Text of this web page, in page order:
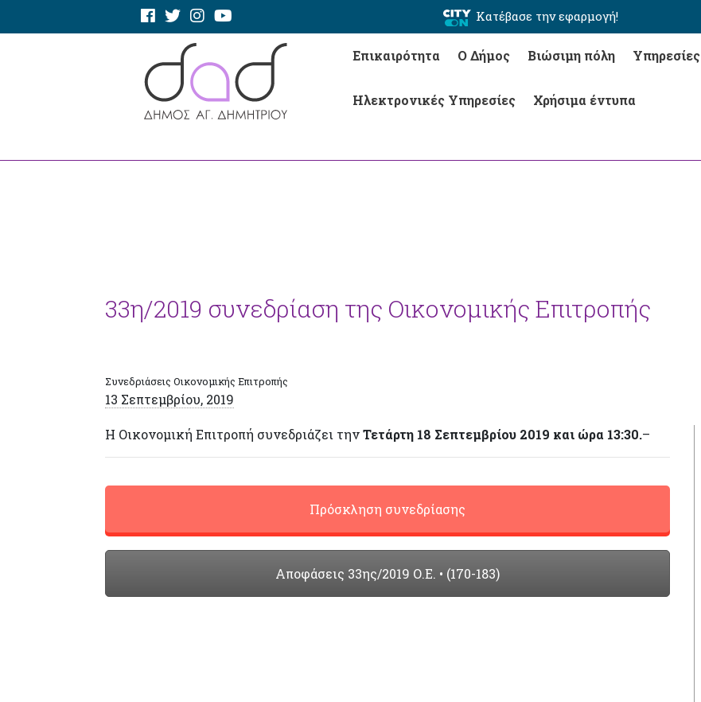
Κατέβασε την εφαρμογή!
Επικαιρότητα Ο Δήμος Βιώσιμη πόλη Υπηρεσίες
Ηλεκτρονικές Υπηρεσίες Χρήσιμα έντυπα
33η/2019 συνεδρίαση της Οικονομικής Επιτροπής
Συνεδριάσεις Οικονομικής Επιτροπής
13 Σεπτεμβρίου, 2019
Η Οικονομική Επιτροπή συνεδριάζει τηνΤετάρτη 18 Σεπτεμβρίου 2019 και ώρα 13:30.–
Πρόσκληση συνεδρίασης
Αποφάσεις 33ης/2019 Ο.Ε. • (170-183)